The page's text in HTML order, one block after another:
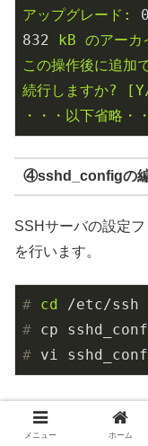
アップグレード:
0
832
kB のアーカ
この操作後に追加
続行しますか?
・・・以下省略・
④sshd_configの
SSHサーバの設定
を行います。
# cd
/etc/ssh
# cp
# vi
私が変更した箇所は
メニュー ホーム